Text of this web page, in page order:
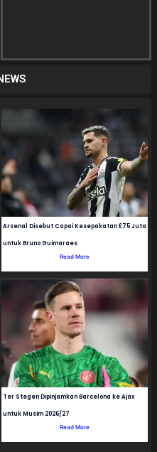
Arsenal Disebut Capai Kesepakatan £75 Juta
untuk Bruno Guimaraes
Read More
Ter Stegen Dipinjamkan Barcelona ke Ajax
untuk Musim 2026/27
Read More